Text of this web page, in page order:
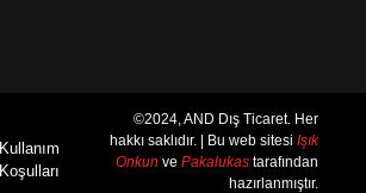
Kullanım
Koşulları
©2024, AND Dış Ticaret. Her
hakkı saklıdır. | Bu web sitesi Işık
Onkun ve Pakalukas tarafından
hazırlanmıştır.